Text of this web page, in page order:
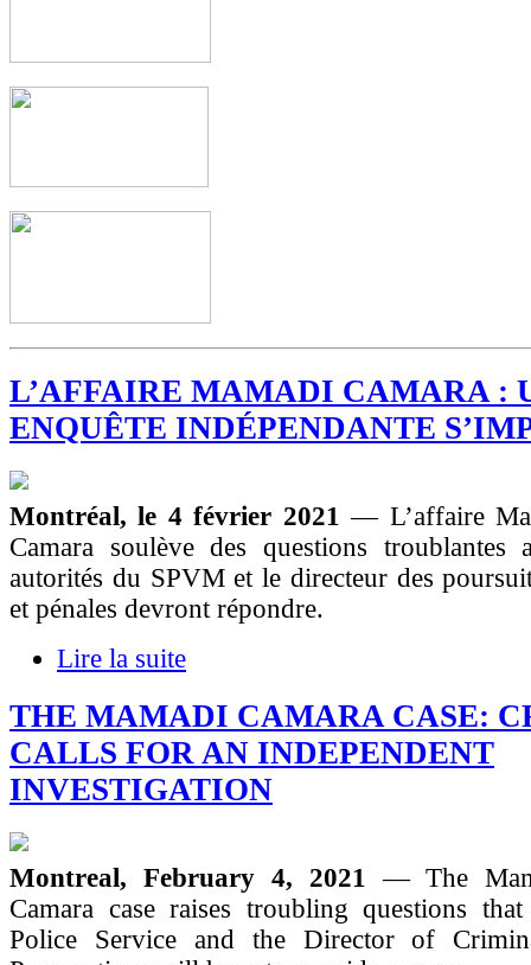
L’AFFAIRE MAMADI CAMARA :
ENQUÊTE INDÉPENDANTE
Montréal, le 4 février 2021— L’affaire
Camara soulève des questions troublantes
autorités du SPVM et le directeur des
et pénales devront répondre.
Lire la suite
THE MAMADI CAMARA CASE:
CALLS FOR AN INDEPENDENT
INVESTIGATION
Montreal, February 4, 2021— The
Camara case raises troubling questions
Police Service and the Director of